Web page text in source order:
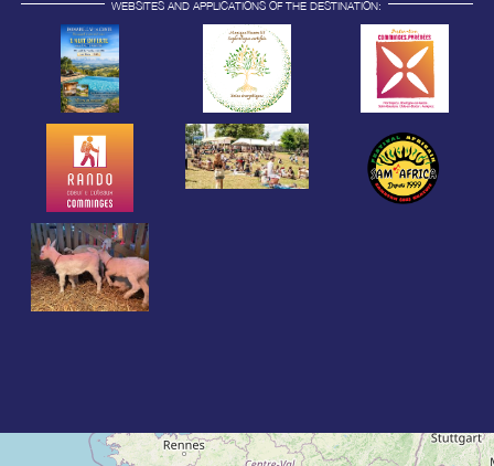
WEBSITES AND APPLICATIONS OF THE DESTINATION: